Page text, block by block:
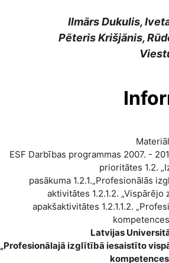
Ilmārs Dukulis,
Pēteris Krišjānis,
ESF Darbības programmas 2007. -
prioritātes 1.2.
pasākuma 1.2.1.„Profesionālās
aktivitātes 1.2.1.2.
apakšaktivitātes 1.2.1.1.2.
Latvijas
„Profesionālajā izglītībā iesaistīto